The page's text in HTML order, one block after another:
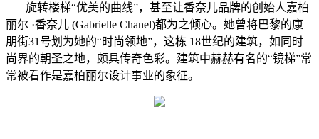
旋转楼梯“优美的曲线”，甚至让香奈儿品牌的创始人嘉柏
丽尔 ·香奈儿 (Gabrielle Chanel)都为之倾心。她曾将巴黎的康
朋街31号划为她的“时尚领地”，这栋 18世纪的建筑，如同时
尚界的朝圣之地，颇具传奇色彩。建筑中赫赫有名的“镜梯”常
常被看作是嘉柏丽尔设计事业的象征。